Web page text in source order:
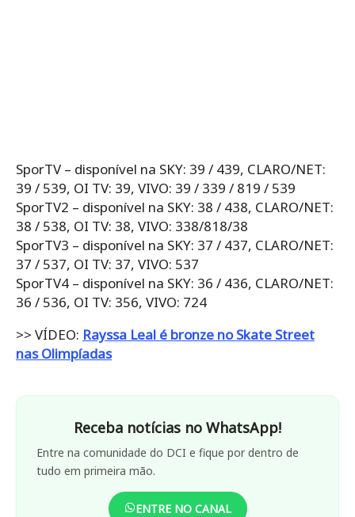
SporTV – disponível na SKY: 39 / 439, CLARO/NET:
39 / 539, OI TV: 39, VIVO: 39 / 339 / 819 / 539
SporTV2 – disponível na SKY: 38 / 438, CLARO/NET:
38 / 538, OI TV: 38, VIVO: 338/818/38
SporTV3 – disponível na SKY: 37 / 437, CLARO/NET:
37 / 537, OI TV: 37, VIVO: 537
SporTV4 – disponível na SKY: 36 / 436, CLARO/NET:
36 / 536, OI TV: 356, VIVO: 724
>> VÍDEO: Rayssa Leal é bronze no Skate Street
nas Olimpíadas
Receba notícias no WhatsApp!
Entre na comunidade do DCI e fique por dentro de
tudo em primeira mão.
ENTRE NO CANAL